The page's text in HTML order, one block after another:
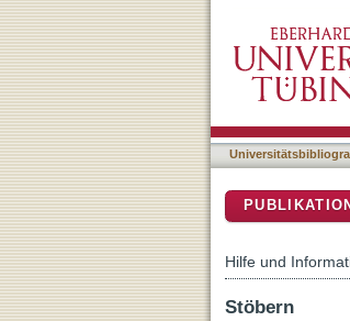
Catholic
Hilfe und
Stöbern